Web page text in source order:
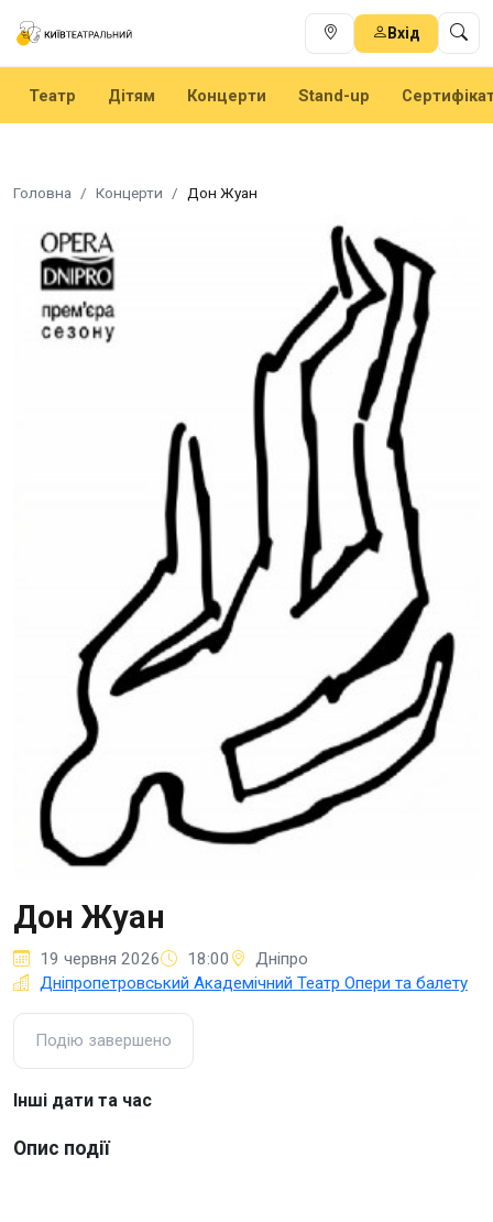
Вхід
Театр Дітям Концерти Stand-up
Головна Концерти Дон Жуан
Дон Жуан
19 червня 2026 18:00
Дніпро
Дніпропетровський Академічний Театр Опери та балету
Подію завершено
Інші дати та час
Опис події